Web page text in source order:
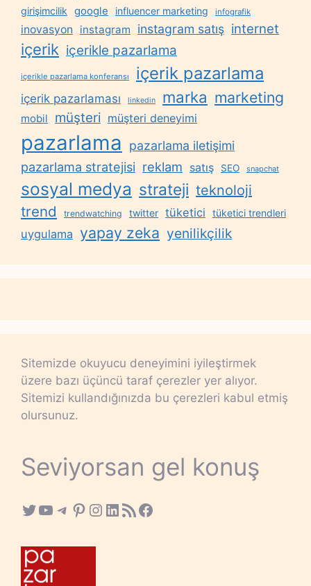
girişimcilik google influencer marketing infografik
inovasyon instagram instagram satış internet
içerik içerikle pazarlama
içerikle pazarlama konferansı içerik pazarlama
içerik pazarlaması linkedin marka marketing
mobil müşteri müşteri deneyimi
pazarlama
pazarlama iletişimi
pazarlama stratejisi reklam satış SEO snapchat
sosyal medya strateji teknoloji
trend trendwatching twitter tüketici tüketici trendleri
uygulama yapay zeka yenilikçilik
Sitemizde okuyucu deneyimini iyileştirmek
üzere bazı üçüncü taraf çerezler yer alıyor.
Sitemizi kullandığınızda bu çerezleri kabul etmiş
olursunuz.
Seviyorsan gel konuş
Twitter
YouTube
Telegram
Pinterest
Instagram
LinkedIn
RSS FeedFacebook